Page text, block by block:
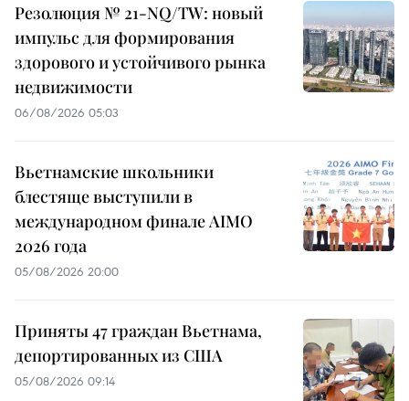
Резолюция № 21-NQ/TW: новый
импульс для формирования
здорового и устойчивого рынка
недвижимости
06/08/2026 05:03
Вьетнамские школьники
блестяще выступили в
международном финале AIMO
2026 года
05/08/2026 20:00
Приняты 47 граждан Вьетнама,
депортированных из США
05/08/2026 09:14